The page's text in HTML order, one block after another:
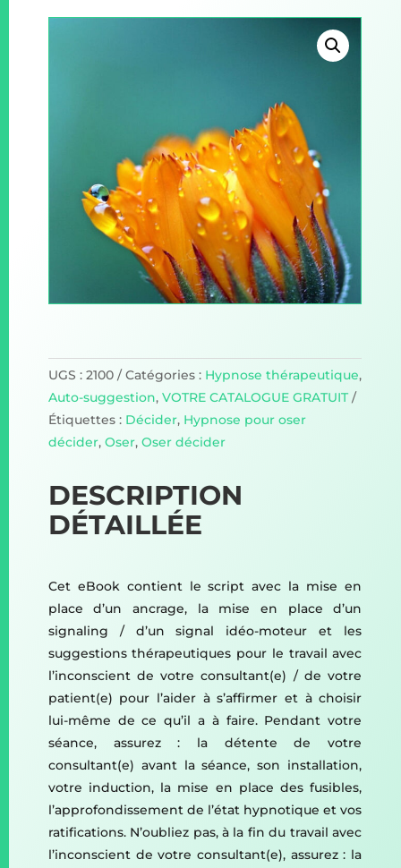
UGS : 2100 Catégories : Hypnose thérapeutique,
Auto-suggestion, VOTRE CATALOGUE GRATUIT
Étiquettes : Décider, Hypnose pour oser
décider, Oser, Oser décider
DESCRIPTION
DÉTAILLÉE
Cet eBook contient le script avec la mise en
place d’un ancrage, la mise en place d’un
signaling / d’un signal idéo-moteur et les
suggestions thérapeutiques pour le travail avec
l’inconscient de votre consultant(e) / de votre
patient(e) pour l’aider à s’affirmer et à choisir
lui-même de ce qu’il a à faire. Pendant votre
séance, assurez : la détente de votre
consultant(e) avant la séance, son installation,
votre induction, la mise en place des fusibles,
l’approfondissement de l’état hypnotique et vos
ratifications. N’oubliez pas, à la fin du travail avec
l’inconscient de votre consultant(e), assurez : la